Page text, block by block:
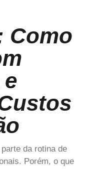
Como
da rotina de
Porém, o que